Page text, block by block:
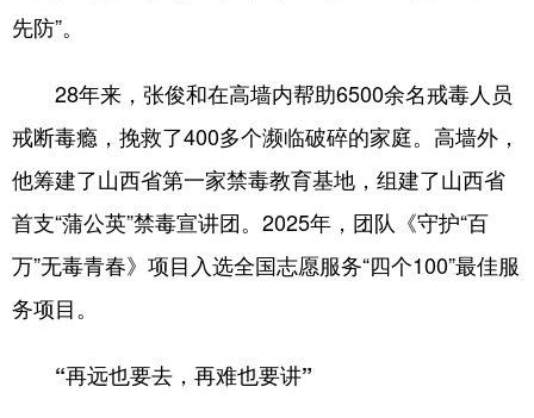
先防”。
28年来，张俊和在高墙内帮助6500余名戒毒人员
戒断毒瘾，挽救了400多个濒临破碎的家庭。高墙外，
他筹建了山西省第一家禁毒教育基地，组建了山西省
首支“蒲公英”禁毒宣讲团。2025年，团队《守护“百
万”无毒青春》项目入选全国志愿服务“四个100”最佳服
务项目。
“再远也要去，再难也要讲”